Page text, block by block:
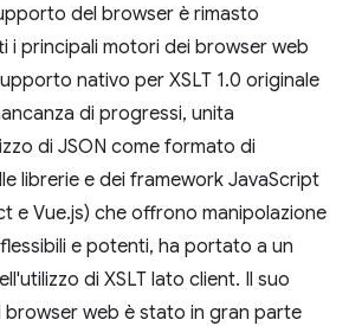
del browser è rimasto
i principali motori dei browser web
nativo per XSLT 1.0 originale
di progressi, unita
di JSON come formato di
librerie e dei framework JavaScript
e Vue.js) che offrono manipolazione
e potenti, ha portato a un
di XSLT lato client. Il suo
browser web è stato in gran parte